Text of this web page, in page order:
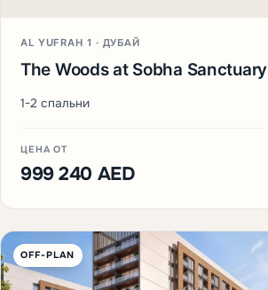
AL YUFRAH 1 · ДУБАЙ
The Woods at Sobha Sanctuary
1-2 спальни
ЦЕНА ОТ
999 240 AED
OFF-PLAN